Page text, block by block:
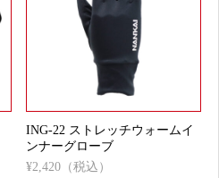
ING-22 ストレッチウォームイ
ンナーグローブ
¥2,420（税込）